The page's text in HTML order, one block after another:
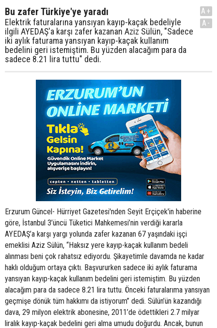
Bu zafer Türkiye'ye yaradı
Elektrik faturalarına yansıyan kayıp-kaçak bedeliyle
ilgili AYEDAŞ'a karşı zafer kazanan Aziz Sülün, "Sadece
iki aylık faturama yansıyan kayıp-kaçak kullanım
bedelini geri istemiştim. Bu yüzden alacağım para da
sadece 8.21 lira tuttu" dedi.
A+
A-
Erzurum Güncel- Hürriyet Gazetesi'nden Seyit Erçiçek'in haberine
göre, İstanbul 3’üncü Tüketici Mahkemesi’nin verdiği kararla
AYEDAŞ’a karşı yargı yolunda zafer kazanan 67 yaşındaki işçi
emeklisi Aziz Sülün, “Haksız yere kayıp-kaçak kullanım bedeli
alınması beni çok rahatsız ediyordu. Şikayetimle davamda ne kadar
haklı olduğum ortaya çıktı. Başvururken sadece iki aylık faturama
yansıyan kayıp-kaçak kullanım bedelini geri istemiştim. Bu yüzden
alacağım para da sadece 8.21 lira tuttu. Önceki faturalarıma yansıyan
geçmişe dönük tüm hakkımı da istiyorum” dedi. Sülün’ün kazandığı
dava, 29 milyon elektrik abonesine, 2011’de ödettikleri 2.7 milyar
liralık kayıp-kaçak bedelini geri alma umudu doğurdu. Ancak, bunun